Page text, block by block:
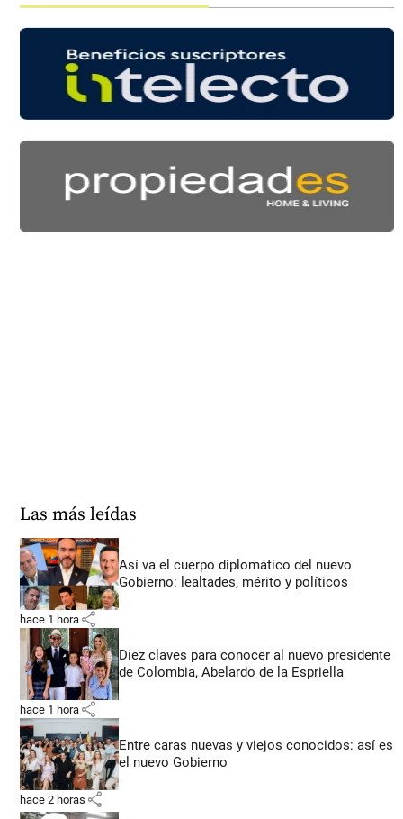
Las más leídas
Así va el cuerpo diplomático del nuevo
Gobierno: lealtades, mérito y políticos
hace 1 hora share
Diez claves para conocer al nuevo presidente
de Colombia, Abelardo de la Espriella
hace 1 hora share
Entre caras nuevas y viejos conocidos: así es
el nuevo Gobierno
hace 2 horas share